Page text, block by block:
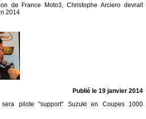
de France Moto3, Christophe Arciero devrait
2014
Publié le 19 janvier 2014
pilote "support" Suzuki en Coupes 1000